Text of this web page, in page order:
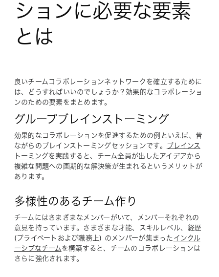
ションに必要な要素
とは
良いチームコラボレーションネットワークを確立するために
は、どうすればいいのでしょうか？効果的なコラボレーショ
ンのための要素をまとめます。
グループブレインストーミング
効果的なコラボレーションを促進するための例といえば、昔
ながらのブレインストーミングセッションです。 ブレインス
トーミングを実践すると、チーム全員が出したアイデアから
複雑な問題への画期的な解決策が生まれるというメリットが
あります。
多様性のあるチーム作り
チームにはさまざまなメンバーがいて、メンバーそれぞれの
意見を持っています。さまざまな才能、スキルレベル、経歴
(プライベートおよび職務上) のメンバーが集まった インクル
ーシブなチーム を構築すると、チームのコラボレーションは
さらに強化されます。